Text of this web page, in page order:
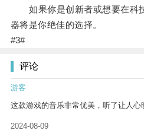
如果你是创新者或想要在科
器将是你绝佳的选择。
#3#
评论
游客
这款游戏的音乐非常优美，听了让人心
2024-08-09